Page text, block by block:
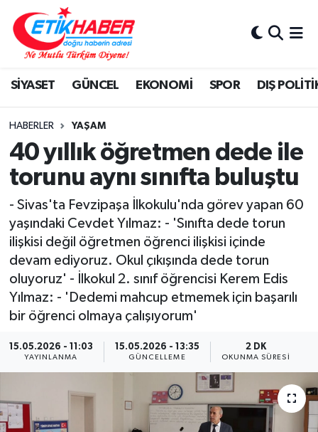
SİYASET GÜNCEL EKONOMİ SPOR DIŞ
HABERLER YAŞAM
40 yıllık öğretmen dede ile
torunu aynı sınıfta buluştu
- Sivas'ta Fevzipaşa İlkokulu'nda görev yapan 60
yaşındaki Cevdet Yılmaz: - 'Sınıfta dede torun
ilişkisi değil öğretmen öğrenci ilişkisi içinde
devam ediyoruz. Okul çıkışında dede torun
oluyoruz' - İlkokul 2. sınıf öğrencisi Kerem Edis
Yılmaz: - 'Dedemi mahcup etmemek için başarılı
bir öğrenci olmaya çalışıyorum'
15.05.2026 - 11:03
YAYINLANMA
15.05.2026 - 13:35
GÜNCELLEME
2 DK
OKUNMA SÜRESI
BİLİM-TEKNOLOJİ
DIŞ POLİTİKA
DÜNYA
EĞİTİM GENÇLİK
EKONOMİ
KÖŞE YAZILARI
KÜLTÜR-SANAT-MAGAZİN
MEDYA
ÖZEL HABER
SAĞLIK
Nöbetçi Eczaneler
Hava Durumu
İstanbul Namaz Vakitleri
Trafik Durumu
Süper Lig Puan Durumu ve Fikstür
Tüm Manşetler
Son Dakika Haberleri
Haber Arşivi